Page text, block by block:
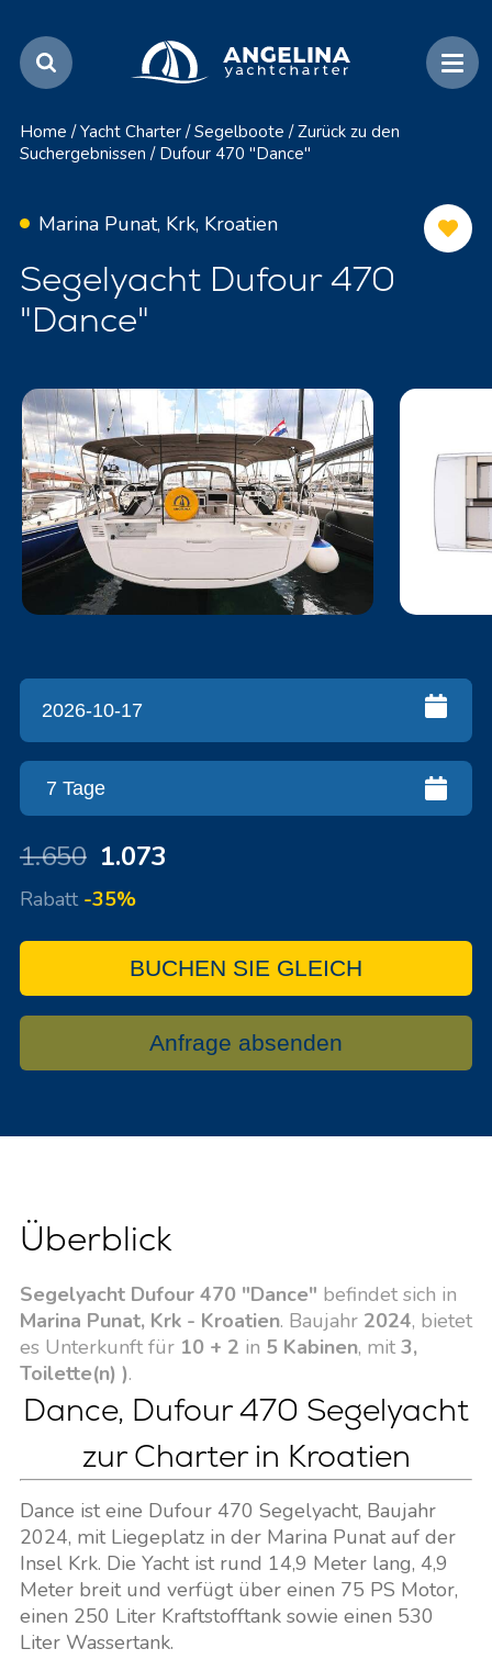
Home / Yacht Charter / Segelboote / Zurück zu den
Suchergebnissen / Dufour 470 "Dance"
Marina Punat, Krk, Kroatien
Segelyacht Dufour 470
"Dance"
1.650 1.073
Rabatt -35%
BUCHEN SIE GLEICH
Anfrage absenden
Überblick
Segelyacht Dufour 470 "Dance" befindet sich in
Marina Punat, Krk - Kroatien. Baujahr 2024, bietet
es Unterkunft für 10 + 2 in 5 Kabinen, mit 3,
Toilette(n) ).
Dance, Dufour 470 Segelyacht
zur Charter in Kroatien
Dance ist eine Dufour 470 Segelyacht, Baujahr
2024, mit Liegeplatz in der Marina Punat auf der
Insel Krk. Die Yacht ist rund 14,9 Meter lang, 4,9
Meter breit und verfügt über einen 75 PS Motor,
einen 250 Liter Kraftstofftank sowie einen 530
Liter Wassertank.